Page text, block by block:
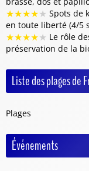
★★★★★ Spots de
en toute liberté (4/5
★★★★★ Le rôle
préservation de la
Liste des plages de
Plages
Événements